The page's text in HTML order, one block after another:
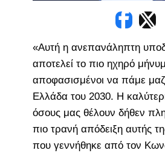
«Αυτή η ανεπανάληπτη
αποτελεί το πιο ηχηρό
αποφασισμένοι να πάμε
Ελλάδα του 2030. Η
όσους μας θέλουν δήθεν
πιο τρανή απόδειξη αυτής
που γεννήθηκε από τον